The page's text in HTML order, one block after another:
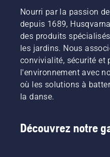
Nourri par la passion
depuis 1689,
des produits
les jardins. Nous
convivialité, sécurité et
l'environnement avec
où les solutions à
la danse.
Découvrez notre